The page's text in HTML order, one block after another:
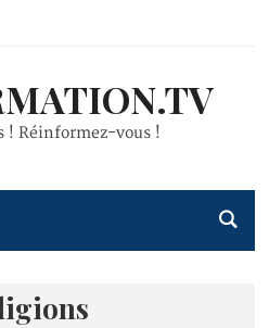
! Réinformez-vous !